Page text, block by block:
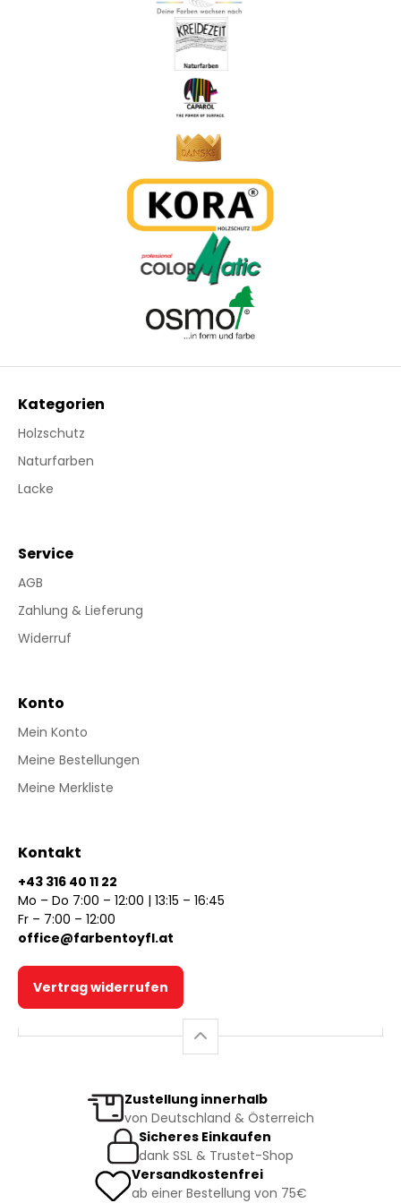
Kategorien
Holzschutz
Naturfarben
Lacke
Service
AGB
Zahlung & Lieferung
Widerruf
Konto
Mein Konto
Meine Bestellungen
Meine Merkliste
Kontakt
+43 316 40 11 22
Mo – Do 7:00 – 12:00 | 13:15 – 16:45
Fr – 7:00 – 12:00
office@farbentoyfl.at
Vertrag widerrufen
Zustellung innerhalb
von Deutschland & Österreich
Sicheres Einkaufen
dank SSL & Trustet-Shop
Versandkostenfrei
ab einer Bestellung von 75€